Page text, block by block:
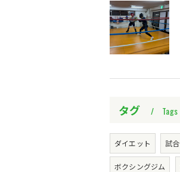
タグ Tags
ダイエット 試合
ボクシングジム